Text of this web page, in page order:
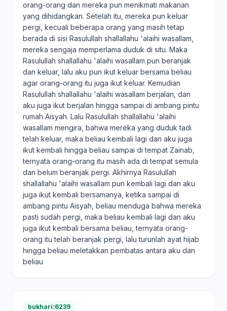
orang-orang dan mereka pun menikmati makanan
yang dihidangkan. Setelah itu, mereka pun keluar
pergi, kecuali beberapa orang yang masih tetap
berada di sisi Rasulullah shallallahu 'alaihi wasallam,
mereka sengaja memperlama duduk di situ. Maka
Rasulullah shallallahu 'alaihi wasallam pun beranjak
dan keluar, lalu aku pun ikut keluar bersama beliau
agar orang-orang itu juga ikut keluar. Kemudian
Rasulullah shallallahu 'alaihi wasallam berjalan, dan
aku juga ikut berjalan hingga sampai di ambang pintu
rumah Aisyah. Lalu Rasulullah shallallahu 'alaihi
wasallam mengira, bahwa mereka yang duduk tadi
telah keluar, maka beliau kembali lagi dan aku juga
ikut kembali hingga beliau sampai di tempat Zainab,
ternyata orang-orang itu masih ada di tempat semula
dan belum beranjak pergi. Akhirnya Rasulullah
shallallahu 'alaihi wasallam pun kembali lagi dan aku
juga ikut kembali bersamanya, ketika sampai di
ambang pintu Aisyah, beliau menduga bahwa mereka
pasti sudah pergi, maka beliau kembali lagi dan aku
juga ikut kembali bersama beliau, ternyata orang-
orang itu telah beranjak pergi, lalu turunlah ayat hijab
hingga beliau meletakkan pembatas antara aku dan
beliau
bukhari:6239